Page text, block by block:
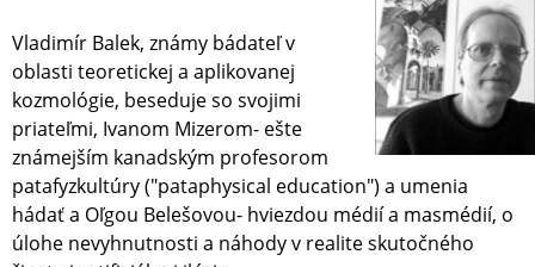
Vladimír Balek, známy bádateľ v
oblasti teoretickej a aplikovanej
kozmológie, beseduje so svojimi
priateľmi, Ivanom Mizerom- ešte
známejším kanadským profesorom
patafyzkultúry ("pataphysical education") a umenia
hádať a Oľgou Belešovou- hviezdou médií a masmédií, o
úlohe nevyhnutnosti a náhody v realite skutočného